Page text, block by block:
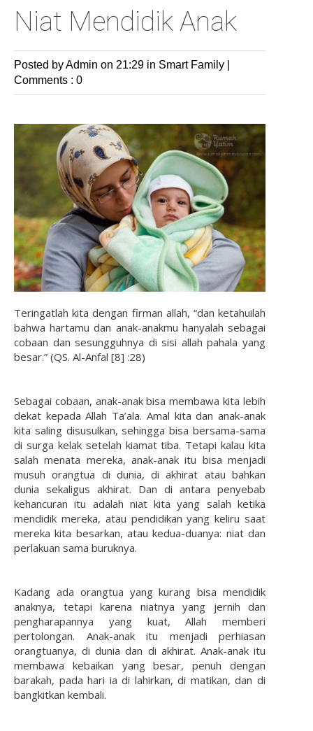
Niat Mendidik Anak
Posted by Admin on 21:29 in Smart Family
Comments : 0
Teringatlah kita dengan firman allah, “dan ketahuilah
bahwa hartamu dan anak-anakmu hanyalah sebagai
cobaan dan sesungguhnya di sisi allah pahala yang
besar.” (QS. Al-Anfal [8] :28)
Sebagai cobaan, anak-anak bisa membawa kita lebih
dekat kepada Allah Ta’ala. Amal kita dan anak-anak
kita saling disusulkan, sehingga bisa bersama-sama
di surga kelak setelah kiamat tiba. Tetapi kalau kita
salah menata mereka, anak-anak itu bisa menjadi
musuh orangtua di dunia, di akhirat atau bahkan
dunia sekaligus akhirat. Dan di antara penyebab
kehancuran itu adalah niat kita yang salah ketika
mendidik mereka, atau pendidikan yang keliru saat
mereka kita besarkan, atau kedua-duanya: niat dan
perlakuan sama buruknya.
Kadang ada orangtua yang kurang bisa mendidik
anaknya, tetapi karena niatnya yang jernih dan
pengharapannya yang kuat, Allah memberi
pertolongan. Anak-anak itu menjadi perhiasan
orangtuanya, di dunia dan di akhirat. Anak-anak itu
membawa kebaikan yang besar, penuh dengan
barakah, pada hari ia di lahirkan, di matikan, dan di
bangkitkan kembali.